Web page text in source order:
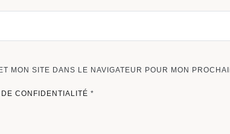
MON SITE DANS LE NAVIGATEUR POUR MON
CONFIDENTIALITÉ *